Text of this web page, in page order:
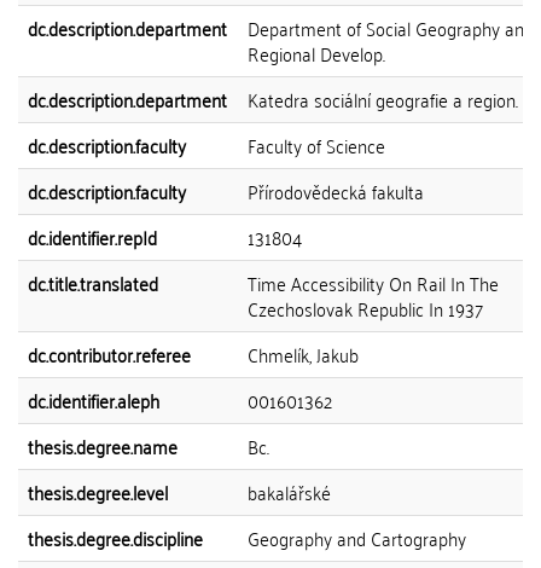
dc.description.department
Department of Social Geography and
Regional Develop.
dc.description.department
Katedra sociální geografie a region.
dc.description.faculty
Faculty of Science
dc.description.faculty
Přírodovědecká fakulta
dc.identifier.repId
131804
dc.title.translated
Time Accessibility On Rail In The
Czechoslovak Republic In 1937
dc.contributor.referee
Chmelík, Jakub
dc.identifier.aleph
001601362
thesis.degree.name
Bc.
thesis.degree.level
bakalářské
thesis.degree.discipline
Geography and Cartography